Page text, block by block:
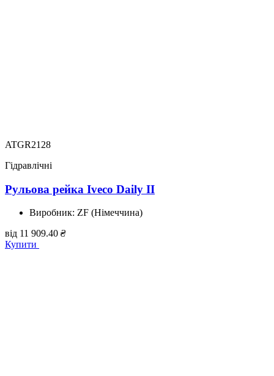
ATGR2128
Гідравлічні
Рульова рейка Iveco Daily II
Виробник: ZF (Німеччина)
від 11 909.40 ₴
Купити